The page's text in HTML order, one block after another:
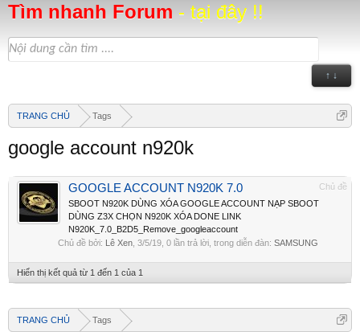
Tìm nhanh Forum - tại đây !!
↑ ↓
TRANG CHỦ Tags
google account n920k
Chủ đề
GOOGLE ACCOUNT N920K 7.0
SBOOT N920K DÙNG XÓA GOOGLE ACCOUNT NẠP SBOOT
DÙNG Z3X CHỌN N920K XÓA DONE LINK
N920K_7.0_B2D5_Remove_googleaccount
Chủ đề bởi: Lê Xen 3/5/19 , 0 lần trả lời, trong diễn đàn: SAMSUNG
Hiển thị kết quả từ 1 đến 1 của 1
TRANG CHỦ Tags